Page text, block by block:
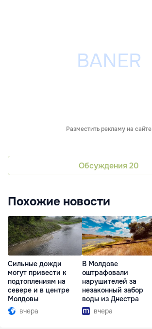
Разместить рекламу на сайте
Обсуждения 20
Похожие новости
Сильные дожди
могут привести к
подтоплениям на
севере и в центре
Молдовы
вчера
В Молдове
оштрафовали
нарушителей за
незаконный забор
воды из Днестра
вчера